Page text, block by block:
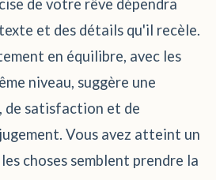
de votre rêve dépendra
et des détails qu'il recèle.
en équilibre, avec les
niveau, suggère une
de satisfaction et de
Vous avez atteint un
choses semblent prendre la